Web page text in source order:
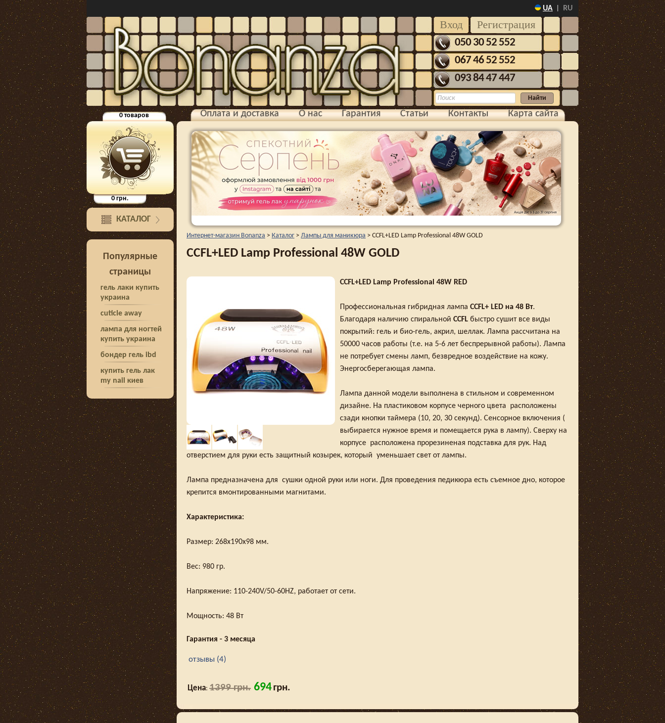
UA RU
Регистрация
Вход
050 30 52 552
067 46 52 552
093 84 47 447
0товаров
0грн.
КАТАЛОГ
Популярные
страницы
гель лаки купить
украина
cuticle away
лампа для ногтей
купить украина
бондер гель ibd
купить гель лак
my nail киев
Оплата и доставка О нас Гарантия Статьи Контакты Карта сайта
Интернет-магазин Bonanza > Каталог > Лампы для маникюра > CCFL+LED Lamp Professional 48W GOLD
CCFL+LED Lamp Professional 48W GOLD
CCFL+LED Lamp Professional 48W RED
Профессиональная гибридная лампа CCFL+ LED на 48 Вт.
Благодаря наличию спиральной CCFL быстро сушит все виды
покрытий: гель и био-гель, акрил, шеллак. Лампа рассчитана на
50000 часов работы (т.е. на 5-6 лет беспрерывной работы). Лампа
не потребует смены ламп, безвредное воздействие на кожу.
Энергосберегающая лампа.
Лампа данной модели выполнена в стильном и современном
дизайне. На пластиковом корпусе черного цвета расположены
сзади кнопки таймера (10, 20, 30 секунд). Сенсорное включения (
выбирается нужное время и помещается рука в лампу). Сверху на
корпусе расположена прорезиненая подставка для рук. Над
отверстием для руки есть защитный козырек, который уменьшает свет от лампы.
Лампа предназначена для сушки одной руки или ноги. Для проведения педикюра есть съемное дно, которое
крепится вмонтированными магнитами.
Характеристика:
Размер: 268х190х98 мм.
Вес: 980 гр.
Напряжение: 110-240V/50-60HZ, работает от сети.
Мощность: 48 Вт
Гарантия - 3 месяца
отзывы (4)
Цена: 1399 грн. 694грн.